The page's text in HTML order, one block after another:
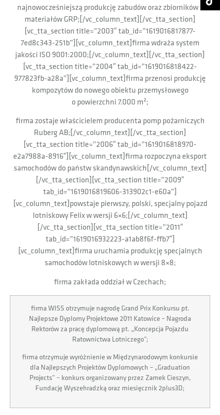
najnowocześniejszą produkcję zabudów oraz zbiorników z
materiałów GRP;[/vc_column_text][/vc_tta_section]
[vc_tta_section title=”2003″ tab_id=”1619016817877-
7ed8c343-251b”][vc_column_text]firma wdraża system
jakości ISO 9001:2000;[/vc_column_text][/vc_tta_section]
[vc_tta_section title=”2004″ tab_id=”1619016818422-
977823fb-a28a”][vc_column_text]firma przenosi produkcję
kompozytów do nowego obiektu przemysłowego
o powierzchni 7.000 m²;
firma zostaje właścicielem producenta pomp pożarniczych
Ruberg AB;[/vc_column_text][/vc_tta_section]
[vc_tta_section title=”2006″ tab_id=”1619016818970-
e2a7988a-8916″][vc_column_text]firma rozpoczyna eksport
samochodów do państw skandynawskich[/vc_column_text]
[/vc_tta_section][vc_tta_section title=”2009″
tab_id=”1619016819606-313902c1-e60a”]
[vc_column_text]powstaje pierwszy, polski, specjalny pojazd
lotniskowy Felix w wersji 6×6;[/vc_column_text]
[/vc_tta_section][vc_tta_section title=”2011″
tab_id=”1619016932223-a1ab8f6f-ffb7″]
[vc_column_text]firma uruchamia produkcję specjalnych
samochodów lotniskowych w wersji 8×8;
firma zakłada oddział w Czechach;
firma WISS otrzymuje nagrodę Grand Prix Konkursu pt.
Najlepsze Dyplomy Projektowe 2011 Katowice – Nagroda
Rektorów za pracę dyplomową pt. „Koncepcja Pojazdu
Ratownictwa Lotniczego”;
firma otrzymuje wyróżnienie w Międzynarodowym konkursie
dla Najlepszych Projektów Dyplomowych – „Graduation
Projects” – konkurs organizowany przez Zamek Cieszyn,
Fundację Wyszehradzką oraz miesięcznik 2plus3D;